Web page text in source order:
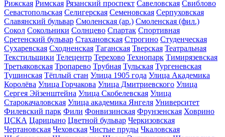
Рижская Римская Рязанский проспект Савеловская Свиблово
Севастопольская Селигерская Семеновская Серпуховская
Славянский бульвар Смоленская (ар.) Смоленская (фил.)
Сокол Сокольники Солнцево Спартак Спортивная
Сретенский бульвар Стахановская Строгино Студенческая
Сухаревская Сходненская Таганская Тверская Театральная
Текстильщики Телецентр Терехово Технопарк Тимирязевская
Третьяковская Тропарево Трубная Тульская Тургеневская
Тушинская Тёплый стан Улица 1905 года Улица Академика
Королёва Улица Горчакова Улица Дмитриевского Улица
Сергея Эйзенштейна Улица Скобелевская Улица
Старокачаловская Улица академика Янгеля Университет
Филевский парк Фили Фонвизинская Фрунзенская Ховрино
ЦСКА Царицыно Цветной бульвар Черкизовская
Чертановская Чеховская Чистые пруды Чкаловская